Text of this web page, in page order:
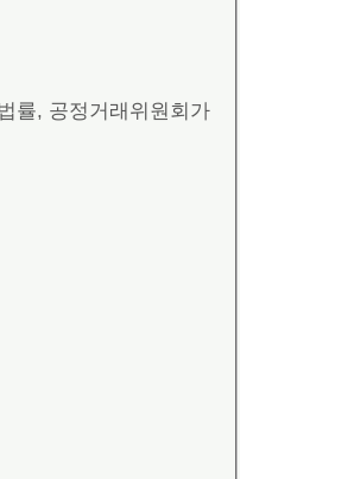
률, 공정거래위원회가